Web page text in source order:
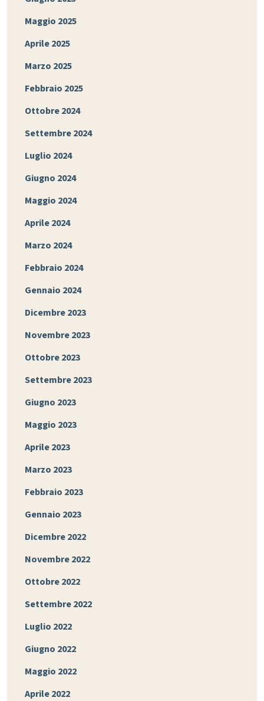
Maggio 2025
Aprile 2025
Marzo 2025
Febbraio 2025
Ottobre 2024
Settembre 2024
Luglio 2024
Giugno 2024
Maggio 2024
Aprile 2024
Marzo 2024
Febbraio 2024
Gennaio 2024
Dicembre 2023
Novembre 2023
Ottobre 2023
Settembre 2023
Giugno 2023
Maggio 2023
Aprile 2023
Marzo 2023
Febbraio 2023
Gennaio 2023
Dicembre 2022
Novembre 2022
Ottobre 2022
Settembre 2022
Luglio 2022
Giugno 2022
Maggio 2022
Aprile 2022